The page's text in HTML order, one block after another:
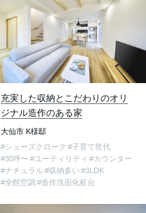
充実した収納とこだわりのオリ
ジナル造作のある家
大仙市 K様邸
#シューズクローク #子育て世代
#30坪〜 #ユーティリティ #カウンター
#ナチュラル #収納多い #3LDK
#全館空調 #造作洗面化粧台